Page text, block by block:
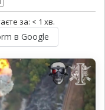
за: < 1 хв.
в Google